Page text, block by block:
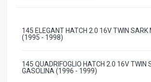
145 ELEGANT HATCH 2.0 16V TWIN SARK
(1995 - 1998)
145 QUADRIFOGLIO HATCH 2.0 16V TWIN
GASOLINA (1996 - 1999)